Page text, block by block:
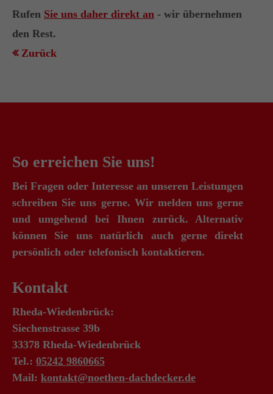
+44 1234 567 890
Drop us a line
info@yourdomain.com
Aenean commodo ligula eget dolor. Aenean
dis parturient montes, nascetur ridiculus mus.
Donec quam felis, ultricies nec.
Rufen Sie uns daher direkt an - wir übernehmen
den Rest.
Zurück
So erreichen Sie uns!
Bei Fragen oder Interesse an unseren Leistungen
schreiben Sie uns gerne. Wir melden uns gerne
und umgehend bei Ihnen zurück. Alternativ
können Sie uns natürlich auch gerne direkt
persönlich oder telefonisch kontaktieren.
Kontakt
Rheda-Wiedenbrück:
Siechenstrasse 39b
33378 Rheda-Wiedenbrück
Tel.: 05242 9860665
Mail: kontakt@noethen-dachdecker.de